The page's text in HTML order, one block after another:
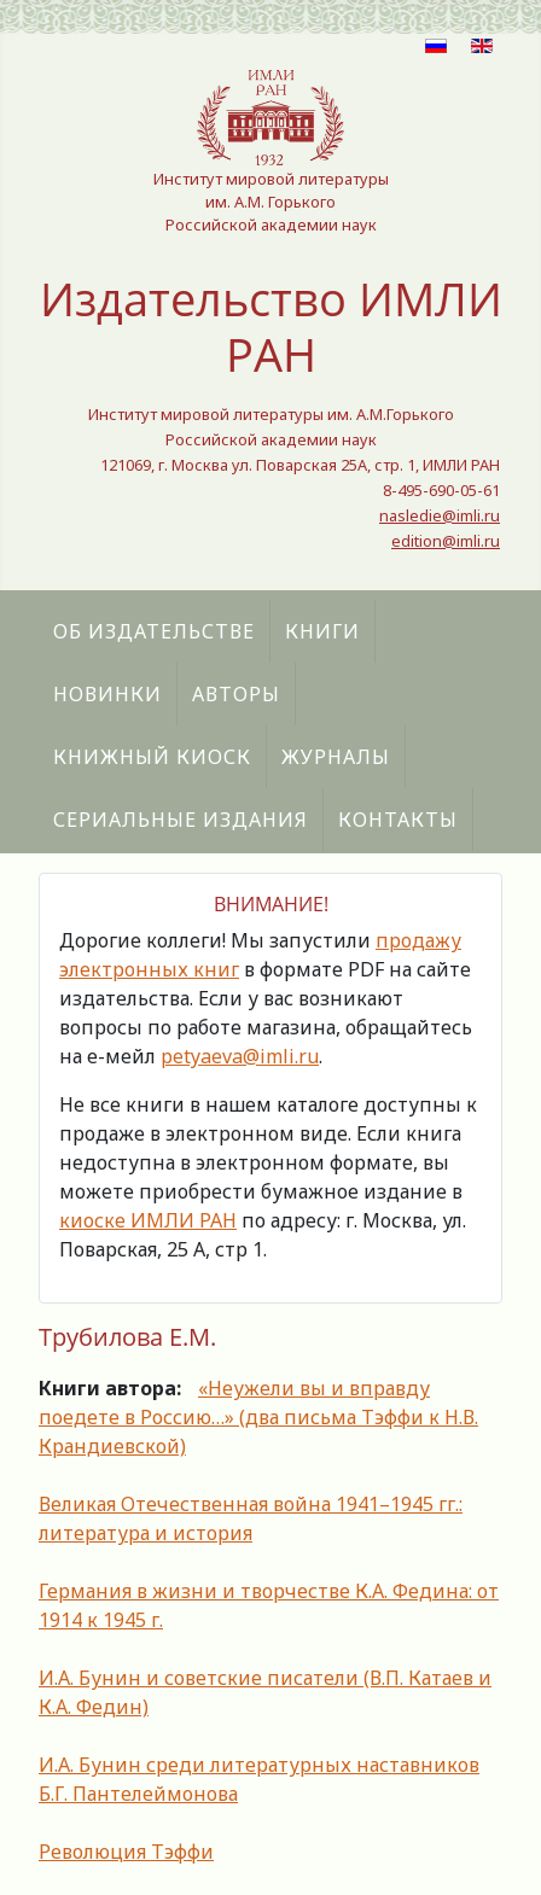
Выберите язык
Институт мировой литературы
им. А.М. Горького
Российской академии наук
Издательство ИМЛИ
РАН
Институт мировой литературы им. А.М.Горького
Российской академии наук
121069, г. Москва ул. Поварская 25A, стр. 1, ИМЛИ РАН
8-495-690-05-61
nasledie@imli.ru
edition@imli.ru
ОБ ИЗДАТЕЛЬСТВЕ КНИГИ
НОВИНКИ АВТОРЫ
КНИЖНЫЙ КИОСК ЖУРНАЛЫ
СЕРИАЛЬНЫЕ ИЗДАНИЯ КОНТАКТЫ
ВНИМАНИЕ!
Дорогие коллеги! Мы запустили продажу
электронных книг в формате PDF на сайте
издательства. Если у вас возникают
вопросы по работе магазина, обращайтесь
на е-мейл petyaeva@imli.ru.
Не все книги в нашем каталоге доступны к
продаже в электронном виде. Если книга
недоступна в электронном формате, вы
можете приобрести бумажное издание в
киоске ИМЛИ РАН по адресу: г. Москва, ул.
Поварская, 25 А, стр 1.
Трубилова Е.М.
Книги автора:
«Неужели вы и вправду
поедете в Россию…» (два письма Тэффи к Н.В.
Крандиевской)
Великая Отечественная война 1941–1945 гг.:
литература и история
Германия в жизни и творчестве К.А. Федина: от
1914 к 1945 г.
И.А. Бунин и советские писатели (В.П. Катаев и
К.А. Федин)
И.А. Бунин среди литературных наставников
Б.Г. Пантелеймонова
Революция Тэффи